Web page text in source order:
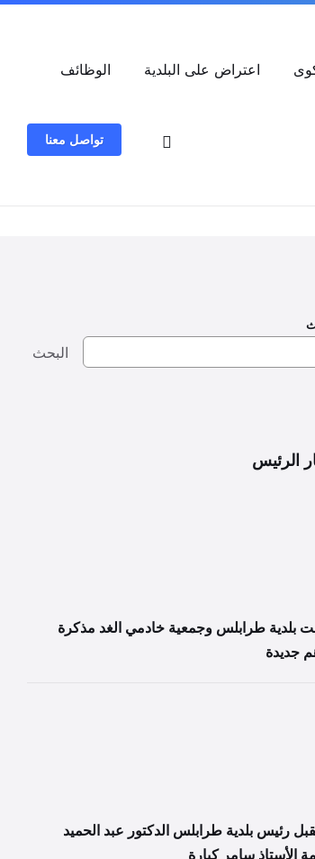
اعتراض على البلدية
الوظائف
تواصل معنا
البحث
الرئيس
بلدية طرابلس وجمعية خادمي الغد مذكرة
جديدة
رئيس بلدية طرابلس الدكتور عبد الحميد
الأستاذ سامر كبارة